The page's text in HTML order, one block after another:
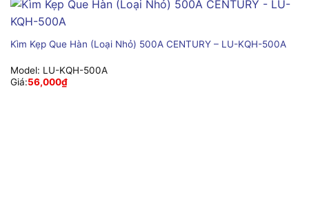
Kìm Kẹp Que Hàn (Loại Nhỏ) 500A CENTURY – LU-KQH-500A
Model: LU-KQH-500A
Giá:56,000₫